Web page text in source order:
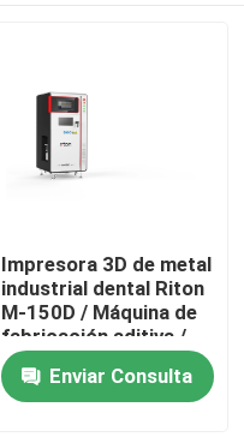
Impresora 3D de metal
industrial dental Riton
M-150D / Máquina de
fabricación aditiva /
Máquina de fusión
láser SLM médica /
Máquina de
Enviar Consulta